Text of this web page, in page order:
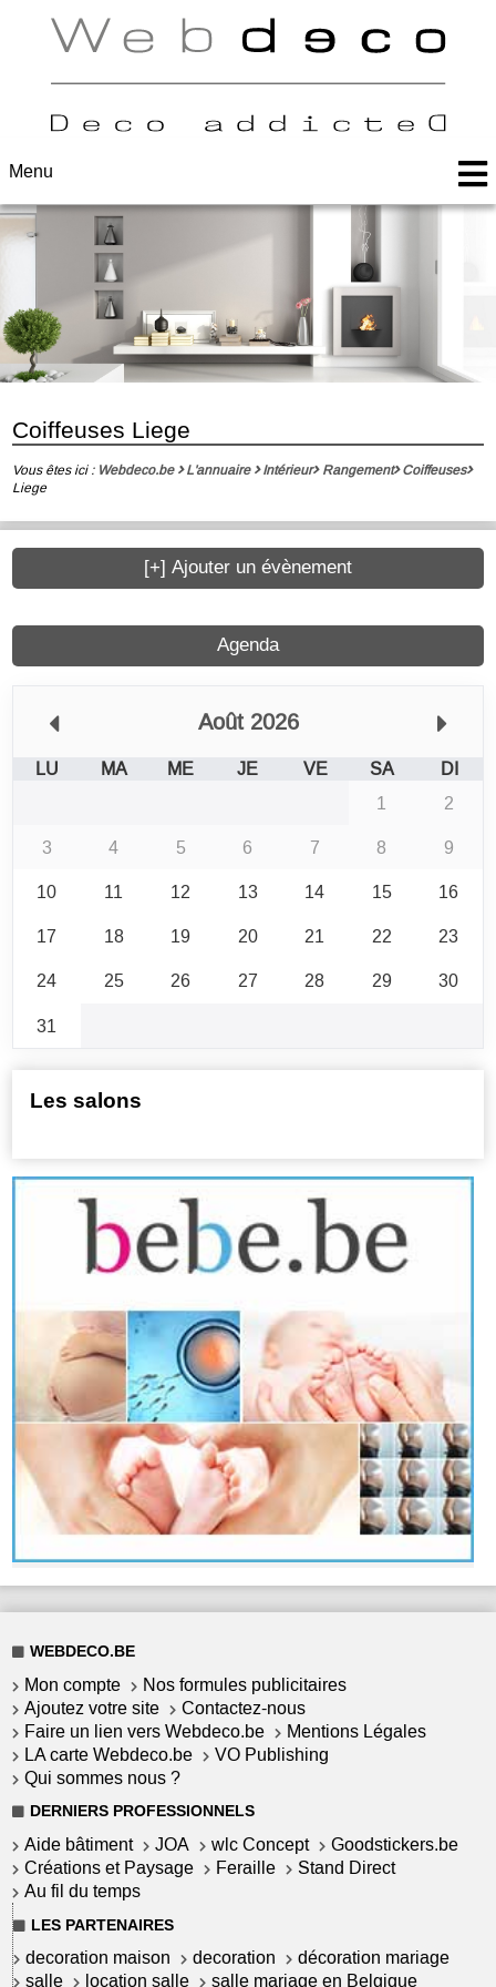
Menu
Coiffeuses Liege
Vous êtes ici : Webdeco.be L'annuaire Intérieur Rangement Coiffeuses
Liege
Agenda
Août 2026
LU MA ME JE VE SA
DI
1
2
3
4 5 6 7 8
9
10
11 12 13 14 15
16
17
18 19 20 21 22
23
24
25 26 27 28 29
30
31
[+] Ajouter un évènement
Les salons
WEBDECO.BE
Mon compte
Nos formules publicitaires
Ajoutez votre site
Contactez-nous
Faire un lien vers Webdeco.be
Mentions Légales
LA carte Webdeco.be
VO Publishing
Qui sommes nous ?
DERNIERS PROFESSIONNELS
Aide bâtiment JOA wlc Concept
Goodstickers.be
Créations et Paysage
Feraille
Stand Direct
Au fil du temps
LES PARTENAIRES
decoration maison decoration
décoration mariage
salle
location salle salle mariage en Belgique